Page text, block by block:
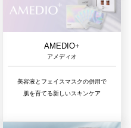
AMEDIO+
アメディオ
美容液とフェイスマスクの併用で
肌を育てる新しいスキンケア